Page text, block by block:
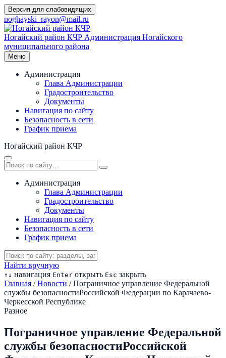
Перейти
к
содержимому
Версия для слабовидящих
noghayski_rayon@mail.ru
Ногайский район КЧР Администрация Ногайского
муниципального района
Меню
Администрация
Глава Администрации
Градостроительство
Документы
Навигация по сайту
Безопасность в сети
График приема
Ногайский район КЧР
Администрация
Глава Администрации
Градостроительство
Документы
Навигация по сайту
Безопасность в сети
График приема
Найти вручную
↑ ↓ навигация Enter открыть Esc закрыть
Главная / Новости / Пограничное управление Федеральной
службы безопасностиРоссийской Федерации по Карачаево-
Черкесской Республике
Разное
Пограничное управление Федеральной
службы безопасностиРоссийской